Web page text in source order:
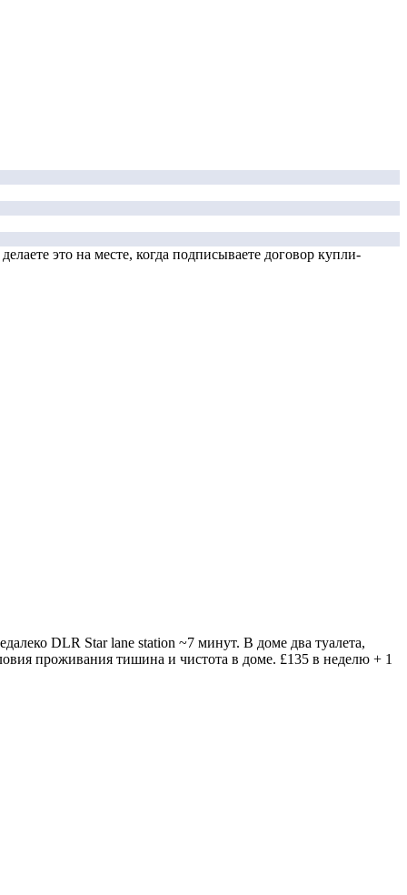
это на месте, когда подписываете договор купли-
DLR Star lane station ~7 минут. В доме два туалета,
проживания тишина и чистота в доме. £135 в неделю + 1